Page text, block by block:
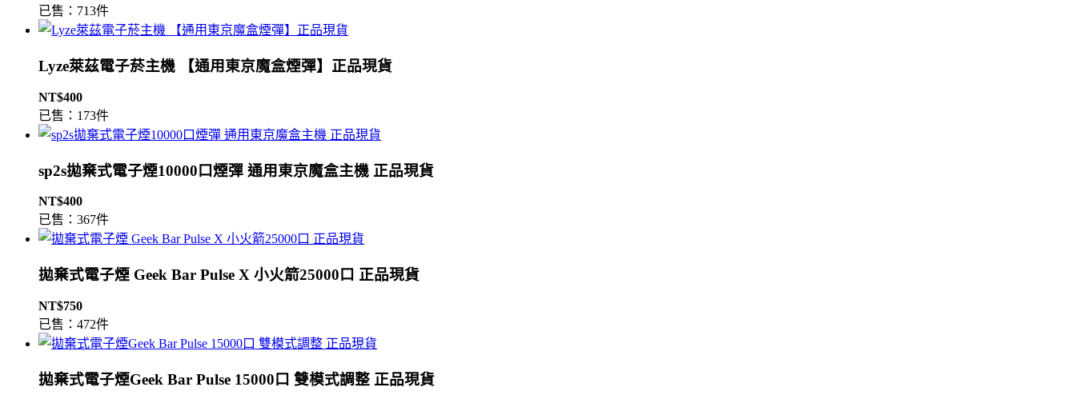
已售：713件
Lyze萊茲電子菸主機 【通用東京魔盒煙彈】正品現貨
NT$400
已售：173件
sp2s拋棄式電子煙10000口煙彈 通用東京魔盒主機 正品現貨
NT$400
已售：367件
拋棄式電子煙 Geek Bar Pulse X 小火箭25000口 正品現貨
NT$750
已售：472件
拋棄式電子煙Geek Bar Pulse 15000口 雙模式調整 正品現貨